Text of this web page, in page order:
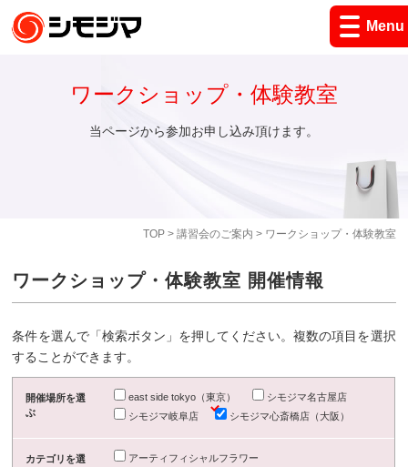
Menu
TOP> 講習会のご案内 > ワークショップ・体験教室
ワークショップ・体験教室
当ページから参加お申し込み頂けます。
ワークショップ・体験教室 開催情報
条件を選んで「検索ボタン」を押してください。複数の項目を選択
することができます。
開催場所を選
ぶ
east side tokyo（東京）
シモジマ名古屋店
シモジマ岐阜店
シモジマ心斎橋店（大阪）
カテゴリを選
アーティフィシャルフラワー